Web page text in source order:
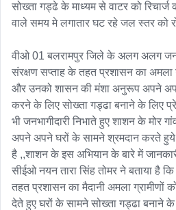
सोख्ता गड्ढे के माध्यम से वाटर को
वाले समय मे लगातार घट रहे जल स्तर को
वीओ 01 बलरामपुर जिले के अलग अलग
संरक्षण सप्ताह के तहत प्रशासन का अमला
और उनको शासन की मंशा अनुरूप अपने अपने
करने के लिए सोख्ता गड्ढा बनाने के लिए
भी जनभागीदारी निभाते हुए शाशन के मोर
अपने अपने घरों के सामने श्रमदान करते हुये
है ,,शाशन के इस अभियान के बारे में
सीईओ नयन तारा सिंह तोमर ने बताया है कि
तहत प्रशासन का मैदानी अमला ग्रामीणों को
देते हुए घरों के सामने सोख्ता गड्ढा बनाने के